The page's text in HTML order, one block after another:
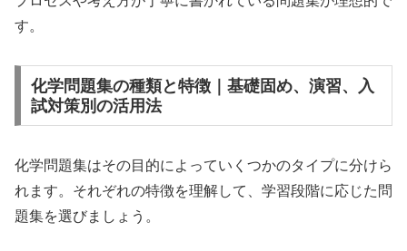
す。
化学問題集の種類と特徴｜基礎固め、演習、入
試対策別の活用法
化学問題集はその目的によっていくつかのタイプに分けら
れます。それぞれの特徴を理解して、学習段階に応じた問
題集を選びましょう。